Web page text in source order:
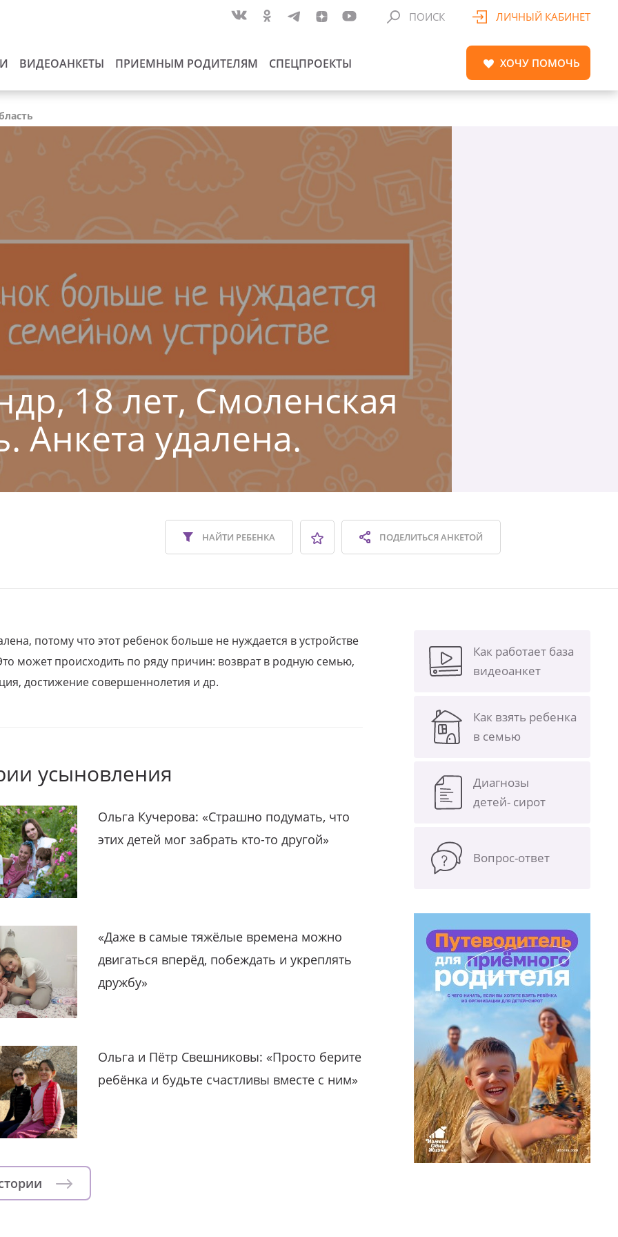
ВИДЕОАНКЕТЫ ПРИЕМНЫМ РОДИТЕЛЯМ СПЕЦПРОЕКТЫ
ПОИСК ЛИЧНЫЙ КАБИНЕТ
ХОЧУ ПОМОЧЬ
18 лет, Смоленская
Анкета удалена.
ПОДЕЛИТЬСЯАНКЕТОЙ
НАЙТИ РЕБЕНКА
потому что этот ребенок больше не нуждается в устройстве
может происходить по ряду причин: возврат в родную семью,
достижение совершеннолетия и др.
усыновления
Ольга Кучерова: «Страшно подумать, что
этих детей мог забрать кто-то другой»
«Даже в самые тяжёлые времена можно
двигаться вперёд, побеждать и укреплять
дружбу»
Ольга и Пётр Свешниковы: «Просто берите
ребёнка и будьте счастливы вместе с ним»
Как работает база
видеоанкет
Как взять ребенка
в семью
Диагнозы
детей- сирот
Вопрос-ответ